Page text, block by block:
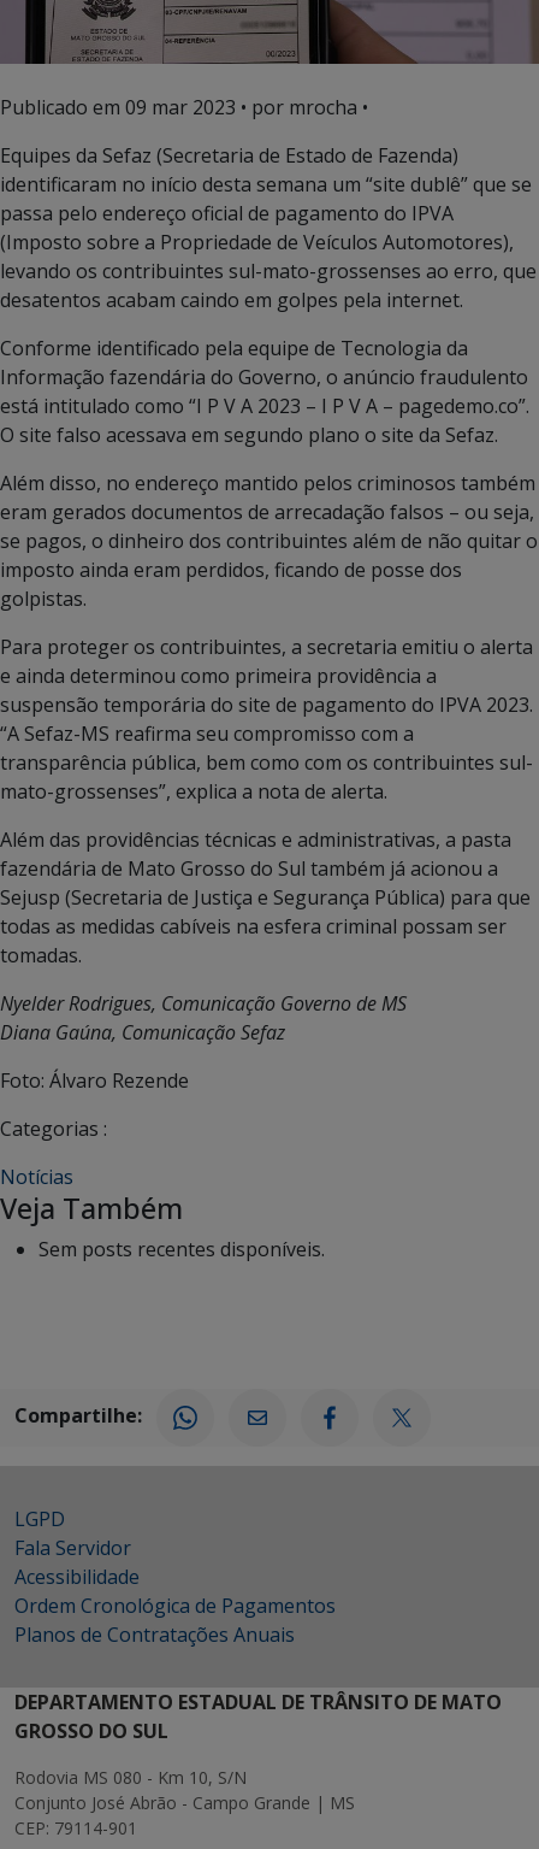
Publicado em 09 mar 2023 • por mrocha •
Equipes da Sefaz (Secretaria de Estado de Fazenda)
identificaram no início desta semana um “site dublê” que se
passa pelo endereço oficial de pagamento do IPVA
(Imposto sobre a Propriedade de Veículos Automotores),
levando os contribuintes sul-mato-grossenses ao erro, que
desatentos acabam caindo em golpes pela internet.
Conforme identificado pela equipe de Tecnologia da
Informação fazendária do Governo, o anúncio fraudulento
está intitulado como “I P V A 2023 – I P V A – pagedemo.co”.
O site falso acessava em segundo plano o site da Sefaz.
Além disso, no endereço mantido pelos criminosos também
eram gerados documentos de arrecadação falsos – ou seja,
se pagos, o dinheiro dos contribuintes além de não quitar o
imposto ainda eram perdidos, ficando de posse dos
golpistas.
Para proteger os contribuintes, a secretaria emitiu o alerta
e ainda determinou como primeira providência a
suspensão temporária do site de pagamento do IPVA 2023.
“A Sefaz-MS reafirma seu compromisso com a
transparência pública, bem como com os contribuintes sul-
mato-grossenses”, explica a nota de alerta.
Além das providências técnicas e administrativas, a pasta
fazendária de Mato Grosso do Sul também já acionou a
Sejusp (Secretaria de Justiça e Segurança Pública) para que
todas as medidas cabíveis na esfera criminal possam ser
tomadas.
Nyelder Rodrigues, Comunicação Governo de MS
Diana Gaúna, Comunicação Sefaz
Foto: Álvaro Rezende
Categorias :
Notícias
Veja Também
Sem posts recentes disponíveis.
Compartilhe:
LGPD
Fala Servidor
Acessibilidade
Ordem Cronológica de Pagamentos
Planos de Contratações Anuais
DEPARTAMENTO ESTADUAL DE TRÂNSITO DE MATO
GROSSO DO SUL
Rodovia MS 080 - Km 10, S/N
Conjunto José Abrão - Campo Grande | MS
CEP: 79114-901